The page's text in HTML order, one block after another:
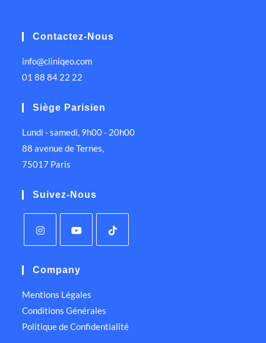
Contactez-Nous
info@cliniqeo.com
01 88 84 22 22
Siège Parisien
Lundi - samedi, 9h00 - 20h00
88 avenue de Ternes,
75017 Paris
Suivez-Nous
Company
Mentions Légales
Conditions Générales
Politique de Confidentialité